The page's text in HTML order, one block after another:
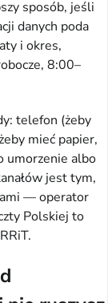
sposób, jeśli
danych poda
i okres,
8:00–
telefon (żeby
mieć papier,
umorzenie albo
jest tym,
— operator
Polskiej to